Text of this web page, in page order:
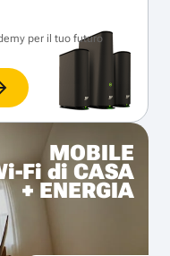
per il tuo futuro
MOBILE
Fi di CASA
+ ENERGIA